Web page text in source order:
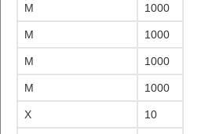
M 1000
M 1000
M 1000
M 1000
X 10